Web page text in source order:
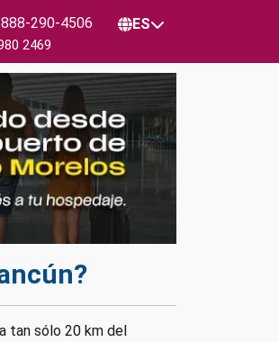
290-4506
2469
ES
tan sólo 20 km del